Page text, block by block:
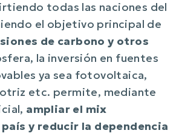
todas las naciones del
el objetivo principal de
de carbono y otros
la inversión en fuentes
ya sea fotovoltaica,
etc. permite, mediante
ampliar el mix
y reducir la dependencia